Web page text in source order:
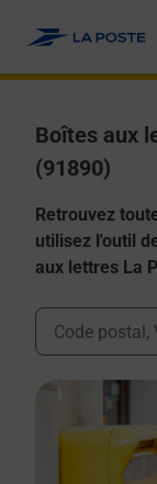
Boîtes aux
(91890)
Retrouvez
utilisez l'outil
aux lettres La
Ville,